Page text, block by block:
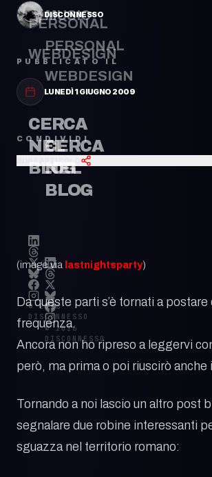
PERSONAL
WEBDESIGN
CERCA
NEL
BLOG
© 2026
DISCONNESSO
MUSIC
PERSONAL
WEBDESIGN
CERCA
NEL
BLOG
© 2026
DISCONNESSO
DISCONNESSO
PUBBLICATO IL
LUNEDÌ 1 GIUGNO 2009
CONDIVIDI
INVIA ARTICOLO
(image via lastnightsparty)
Da queste parti s’è tornati a
frequenza.
Ancora non ho ripreso a leggervi
però, ma prima o poi riuscirò anche
Tornando a noi lascio un altro post
segnalare due robine interessanti
sguazza nel territorio romano: